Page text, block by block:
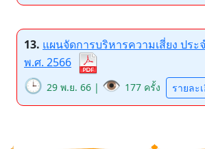
13. แผนจัดการบริหารความเสี่ยง ปร
พ.ศ. 2566
🕒 29 พ.ย. 66 | 👁️ 177 ครั้ง รายละ